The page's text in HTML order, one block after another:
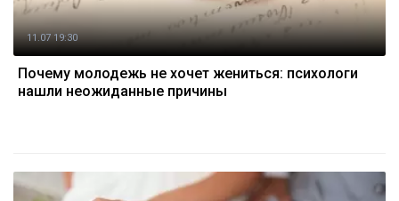
11.07 19:30
Почему молодежь не хочет жениться: психологи
нашли неожиданные причины